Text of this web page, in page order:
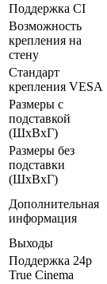
Поддержка CI
Возможность
крепления на
стену
Стандарт
крепления VESA
Размеры с
подставкой
(ШxВxГ)
Размеры без
подставки
(ШxВxГ)
Дополнительная
информация
Выходы
Поддержка 24p
True Cinema